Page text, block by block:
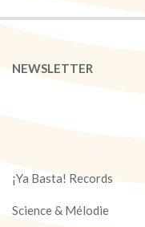
NEWSLETTER
¡Ya Basta! Records
Science & Mélodie